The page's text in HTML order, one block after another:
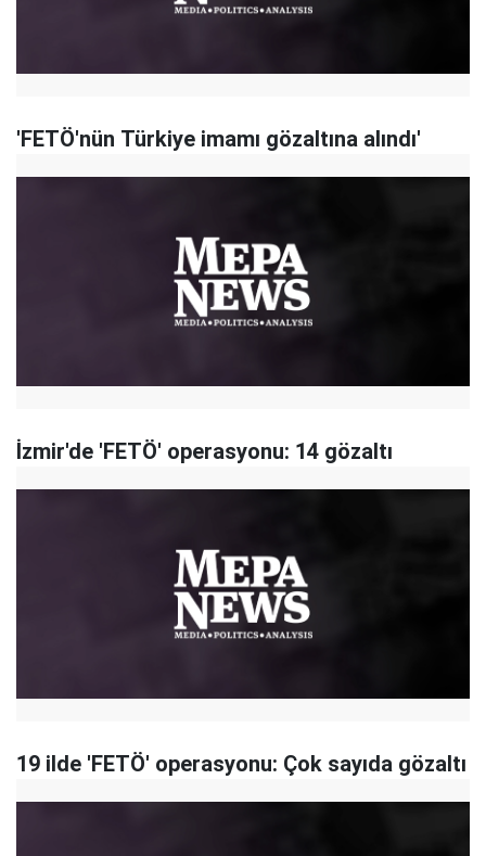
'FETÖ'nün Türkiye imamı gözaltına alındı'
İzmir'de 'FETÖ' operasyonu: 14 gözaltı
19 ilde 'FETÖ' operasyonu: Çok sayıda gözaltı